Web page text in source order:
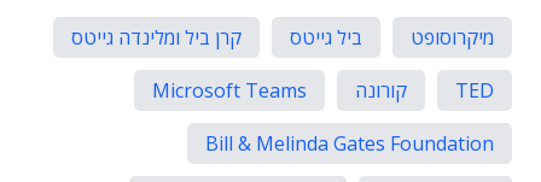
מיקרוסופט ביל גייטס
קרן ביל ומלינדה גייטס
TED
קורונה
Microsoft Teams
Bill & Melinda Gates Foundation